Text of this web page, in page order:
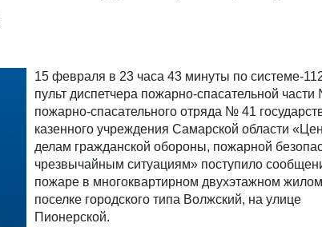
15 февраля в 23 часа 43 минуты по системе-
пульт диспетчера пожарно-спасательной
пожарно-спасательного отряда № 41
казенного учреждения Самарской области
делам гражданской обороны, пожарной
чрезвычайным ситуациям» поступило
пожаре в многоквартирном двухэтажном
поселке городского типа Волжский, на улице
Пионерской.